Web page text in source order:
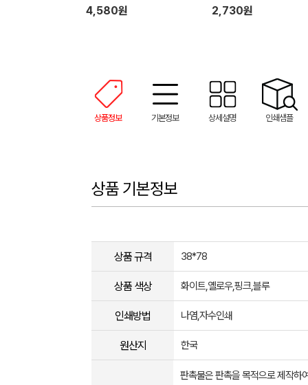
4,580원 2,730원
상품정보 기본정보 상세설명 인쇄샘플
상품 기본정보
상품 규격 38*78
상품 색상 화이트,옐로우,핑크,블루
인쇄방법 나염,자수인쇄
원산지 한국
판촉물은 판촉을 목적으로 제작하